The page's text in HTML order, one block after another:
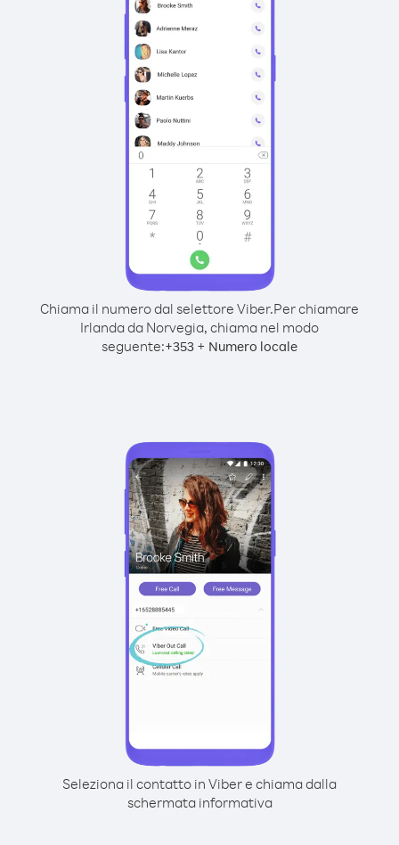
Chiama il numero dal selettore Viber.Per chiamare
Irlanda da Norvegia, chiama nel modo
seguente:+353 + Numero locale
Seleziona il contatto in Viber e chiama dalla
schermata informativa